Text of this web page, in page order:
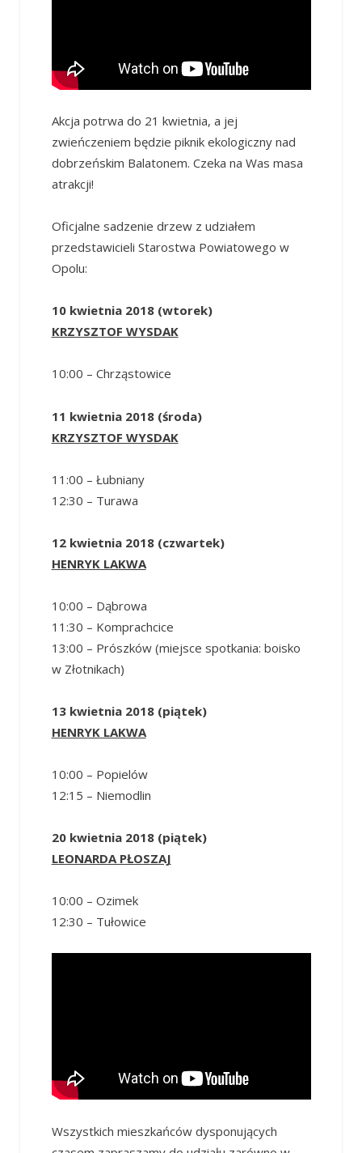
Akcja potrwa do 21 kwietnia, a jej
zwieńczeniem będzie piknik ekologiczny nad
dobrzeńskim Balatonem. Czeka na Was masa
atrakcji!
Oficjalne sadzenie drzew z udziałem
przedstawicieli Starostwa Powiatowego w
Opolu:
10 kwietnia 2018 (wtorek)
KRZYSZTOF WYSDAK
10:00 – Chrząstowice
11 kwietnia 2018 (środa)
KRZYSZTOF WYSDAK
11:00 – Łubniany
12:30 – Turawa
12 kwietnia 2018 (czwartek)
HENRYK LAKWA
10:00 – Dąbrowa
11:30 – Komprachcice
13:00 – Prószków (miejsce spotkania: boisko
w Złotnikach)
13 kwietnia 2018 (piątek)
HENRYK LAKWA
10:00 – Popielów
12:15 – Niemodlin
20 kwietnia 2018 (piątek)
LEONARDA PŁOSZAJ
10:00 – Ozimek
12:30 – Tułowice
Wszystkich mieszkańców dysponujących